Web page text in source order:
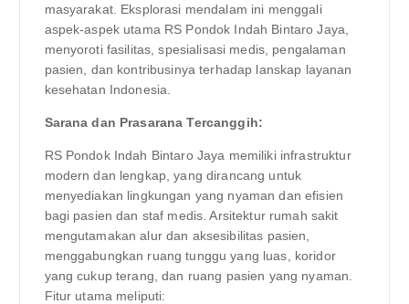
masyarakat. Eksplorasi mendalam ini menggali
aspek-aspek utama RS Pondok Indah Bintaro Jaya,
menyoroti fasilitas, spesialisasi medis, pengalaman
pasien, dan kontribusinya terhadap lanskap layanan
kesehatan Indonesia.
Sarana dan Prasarana Tercanggih:
RS Pondok Indah Bintaro Jaya memiliki infrastruktur
modern dan lengkap, yang dirancang untuk
menyediakan lingkungan yang nyaman dan efisien
bagi pasien dan staf medis. Arsitektur rumah sakit
mengutamakan alur dan aksesibilitas pasien,
menggabungkan ruang tunggu yang luas, koridor
yang cukup terang, dan ruang pasien yang nyaman.
Fitur utama meliputi: